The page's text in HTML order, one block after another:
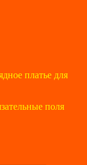
платье для
поля